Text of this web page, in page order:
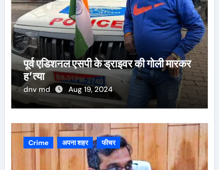
पूर्व एडिशनल एसपी के ड्राइवर की गोली मारकर
ह’त्या
dnv md Aug 19, 2024
Crime अपना शहर फीचर